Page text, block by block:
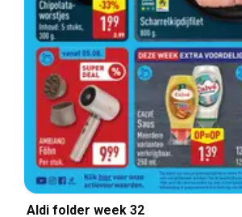
Aldi folder week 32